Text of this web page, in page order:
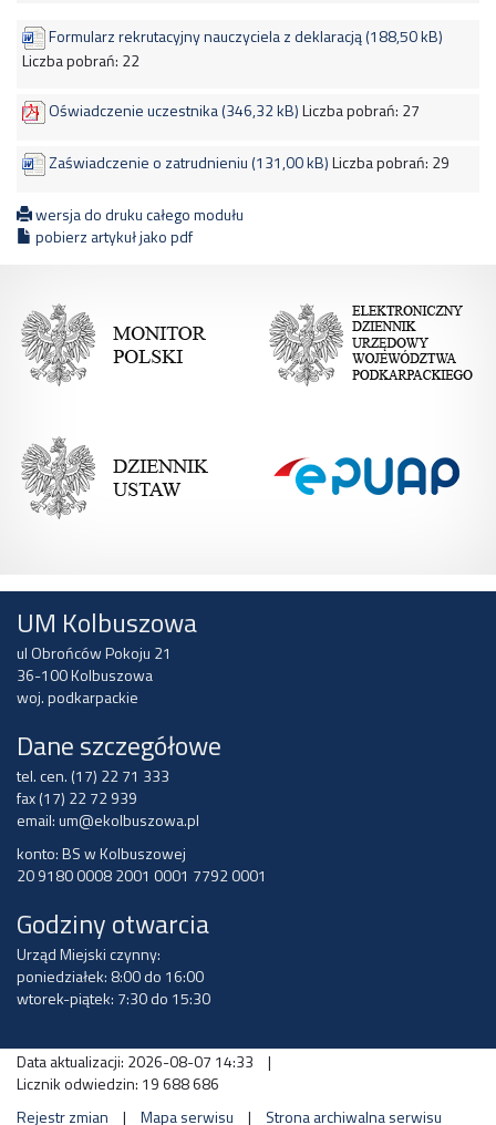
Formularz rekrutacyjny nauczyciela z deklaracją (188,50 kB)
Liczba pobrań: 22
Oświadczenie uczestnika (346,32 kB)Liczba pobrań: 27
Zaświadczenie o zatrudnieniu (131,00 kB)Liczba pobrań: 29
wersja do druku całego modułu
pobierz artykuł jako pdf
UM Kolbuszowa
ul Obrońców Pokoju 21
36-100 Kolbuszowa
woj. podkarpackie
Dane szczegółowe
tel. cen. (17) 22 71 333
fax (17) 22 72 939
email:um@ekolbuszowa.pl
konto: BS w Kolbuszowej
20 9180 0008 2001 0001 7792 0001
Godziny otwarcia
Urząd Miejski czynny:
poniedziałek: 8:00 do 16:00
wtorek-piątek: 7:30 do 15:30
Data aktualizacji: 2026-08-07 14:33
|
Licznik odwiedzin: 19 688 686
Rejestr zmian
| Mapa serwisu | Strona archiwalna serwisu